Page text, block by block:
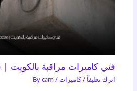
فني كاميرات مراقبة بالكويت | 50383036
اترك تعليقاً/كاميرات/ By
cam